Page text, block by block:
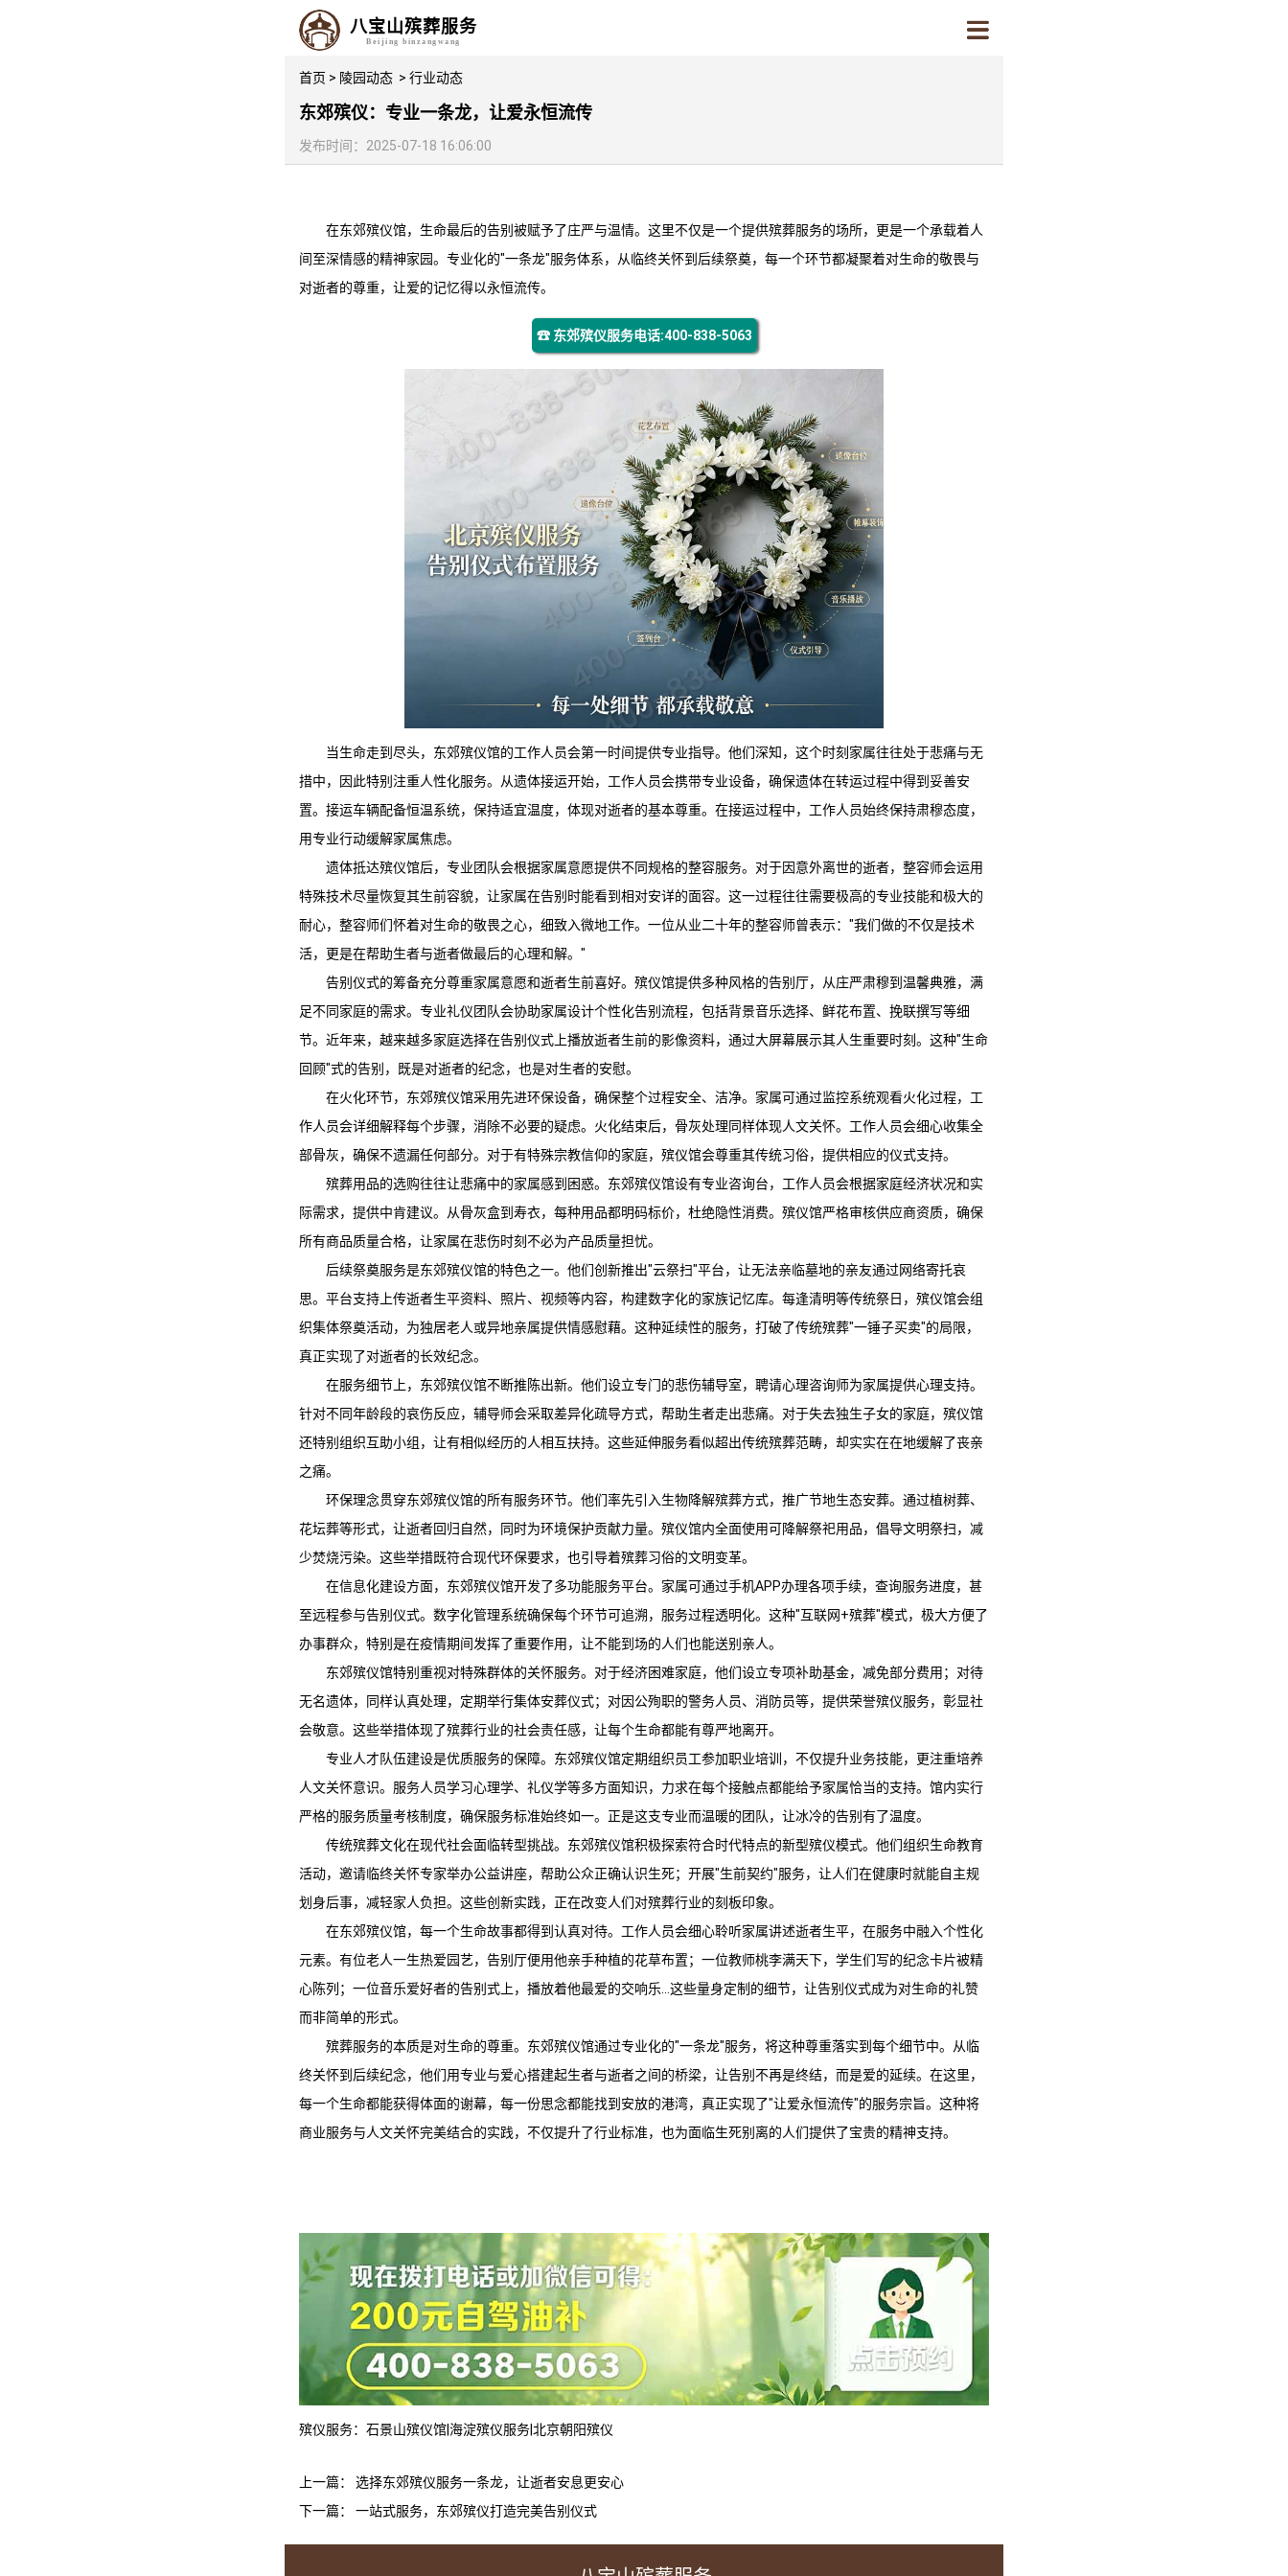
八宝山殡葬服务
Beijing binzangwang
首页 > 陵园动态 > 行业动态
东郊殡仪：专业一条龙，让爱永恒流传
发布时间：2025-07-18 16:06:00
在东郊殡仪馆，生命最后的告别被赋予了庄严与温情。这里不仅是一个提供殡葬服务的场所，更是一个承载着人
间至深情感的精神家园。专业化的"一条龙"服务体系，从临终关怀到后续祭奠，每一个环节都凝聚着对生命的敬畏与
对逝者的尊重，让爱的记忆得以永恒流传。
☎ 东郊殡仪服务电话:400-838-5063
当生命走到尽头， 东郊殡仪馆的工作人员会第一时间提供专业指导。他们深知，这个时刻家属往往处于悲痛与无
措中，因此特别注重人性化服务。从遗体接运开始，工作人员会携带专业设备，确保遗体在转运过程中得到妥善安
置。接运车辆配备恒温系统，保持适宜温度，体现对逝者的基本尊重。在接运过程中，工作人员始终保持肃穆态度，
用专业行动缓解家属焦虑。
遗体抵达殡仪馆后，专业团队会根据家属意愿提供不同规格的整容服务。对于因意外离世的逝者，整容师会运用
特殊技术尽量恢复其生前容貌，让家属在告别时能看到相对安详的面容。这一过程往往需要极高的专业技能和极大的
耐心，整容师们怀着对生命的敬畏之心，细致入微地工作。一位从业二十年的整容师曾表示："我们做的不仅是技术
活，更是在帮助生者与逝者做最后的心理和解。"
告别仪式的筹备充分尊重家属意愿和逝者生前喜好。殡仪馆提供多种风格的告别厅，从庄严肃穆到温馨典雅，满
足不同家庭的需求。专业礼仪团队会协助家属设计个性化告别流程，包括背景音乐选择、鲜花布置、挽联撰写等细
节。近年来，越来越多家庭选择在告别仪式上播放逝者生前的影像资料，通过大屏幕展示其人生重要时刻。这种"生命
回顾"式的告别，既是对逝者的纪念，也是对生者的安慰。
在火化环节， 东郊殡仪馆采用先进环保设备，确保整个过程安全、洁净。家属可通过监控系统观看火化过程，工
作人员会详细解释每个步骤，消除不必要的疑虑。火化结束后，骨灰处理同样体现人文关怀。工作人员会细心收集全
部骨灰，确保不遗漏任何部分。对于有特殊宗教信仰的家庭，殡仪馆会尊重其传统习俗，提供相应的仪式支持。
殡葬用品的选购往往让悲痛中的家属感到困惑。 东郊殡仪馆设有专业咨询台，工作人员会根据家庭经济状况和实
际需求，提供中肯建议。从骨灰盒到寿衣，每种用品都明码标价，杜绝隐性消费。殡仪馆严格审核供应商资质，确保
所有商品质量合格，让家属在悲伤时刻不必为产品质量担忧。
后续祭奠服务是东郊殡仪馆的特色之一。他们创新推出"云祭扫"平台，让无法亲临墓地的亲友通过网络寄托哀
思。平台支持上传逝者生平资料、照片、视频等内容，构建数字化的家族记忆库。每逢清明等传统祭日，殡仪馆会组
织集体祭奠活动，为独居老人或异地亲属提供情感慰藉。这种延续性的服务，打破了传统殡葬"一锤子买卖"的局限，
真正实现了对逝者的长效纪念。
在服务细节上， 东郊殡仪馆不断推陈出新。他们设立专门的悲伤辅导室，聘请心理咨询师为家属提供心理支持。
针对不同年龄段的哀伤反应，辅导师会采取差异化疏导方式，帮助生者走出悲痛。对于失去独生子女的家庭，殡仪馆
还特别组织互助小组，让有相似经历的人相互扶持。这些延伸服务看似超出传统殡葬范畴，却实实在在地缓解了丧亲
之痛。
环保理念贯穿东郊殡仪馆的所有服务环节。他们率先引入生物降解殡葬方式，推广节地生态安葬。通过植树葬、
花坛葬等形式，让逝者回归自然，同时为环境保护贡献力量。殡仪馆内全面使用可降解祭祀用品，倡导文明祭扫，减
少焚烧污染。这些举措既符合现代环保要求，也引导着殡葬习俗的文明变革。
在信息化建设方面， 东郊殡仪馆开发了多功能服务平台。家属可通过手机APP办理各项手续，查询服务进度，甚
至远程参与告别仪式。数字化管理系统确保每个环节可追溯，服务过程透明化。这种"互联网+殡葬"模式，极大方便了
办事群众，特别是在疫情期间发挥了重要作用，让不能到场的人们也能送别亲人。
东郊殡仪馆特别重视对特殊群体的关怀服务。对于经济困难家庭，他们设立专项补助基金，减免部分费用；对待
无名遗体，同样认真处理，定期举行集体安葬仪式；对因公殉职的警务人员、消防员等，提供荣誉殡仪服务，彰显社
会敬意。这些举措体现了殡葬行业的社会责任感，让每个生命都能有尊严地离开。
专业人才队伍建设是优质服务的保障。 东郊殡仪馆定期组织员工参加职业培训，不仅提升业务技能，更注重培养
人文关怀意识。服务人员学习心理学、礼仪学等多方面知识，力求在每个接触点都能给予家属恰当的支持。馆内实行
严格的服务质量考核制度，确保服务标准始终如一。正是这支专业而温暖的团队，让冰冷的告别有了温度。
传统殡葬文化在现代社会面临转型挑战。 东郊殡仪馆积极探索符合时代特点的新型殡仪模式。他们组织生命教育
活动，邀请临终关怀专家举办公益讲座，帮助公众正确认识生死；开展"生前契约"服务，让人们在健康时就能自主规
划身后事，减轻家人负担。这些创新实践，正在改变人们对殡葬行业的刻板印象。
在东郊殡仪馆，每一个生命故事都得到认真对待。工作人员会细心聆听家属讲述逝者生平，在服务中融入个性化
元素。有位老人一生热爱园艺，告别厅便用他亲手种植的花草布置；一位教师桃李满天下，学生们写的纪念卡片被精
心陈列；一位音乐爱好者的告别式上，播放着他最爱的交响乐...这些量身定制的细节，让告别仪式成为对生命的礼赞
而非简单的形式。
殡葬服务的本质是对生命的尊重。 东郊殡仪馆通过专业化的"一条龙"服务，将这种尊重落实到每个细节中。从临
终关怀到后续纪念，他们用专业与爱心搭建起生者与逝者之间的桥梁，让告别不再是终结，而是爱的延续。在这里，
每一个生命都能获得体面的谢幕，每一份思念都能找到安放的港湾，真正实现了"让爱永恒流传"的服务宗旨。这种将
商业服务与人文关怀完美结合的实践，不仅提升了行业标准，也为面临生死别离的人们提供了宝贵的精神支持。
殡仪服务： 石景山殡仪馆海淀殡仪服务北京朝阳殡仪
上一篇： 选择东郊殡仪服务一条龙，让逝者安息更安心
下一篇： 一站式服务，东郊殡仪打造完美告别仪式